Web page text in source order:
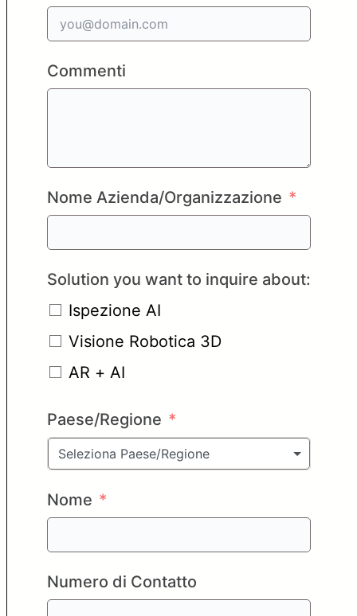
Commenti
Nome Azienda/Organizzazione
Solution you want to inquire about:
Ispezione AI
Visione Robotica 3D
AR + AI
Paese/Regione
Seleziona Paese/Regione
Nome
Numero di Contatto